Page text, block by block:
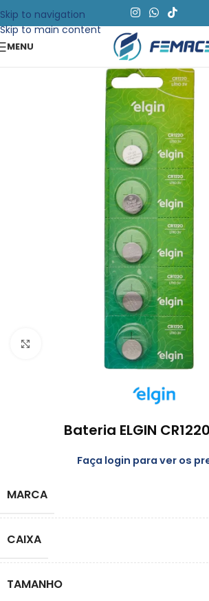
Skip to navigation
Skip to main content
MENU
Clique para emapliar
Bateria ELGIN
Faça login para ver os
MARCA
CAIXA
TAMANHO